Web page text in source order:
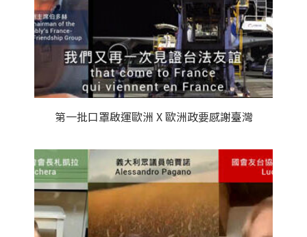
第一批口罩啟運歐洲 X 歐洲政要感謝臺灣